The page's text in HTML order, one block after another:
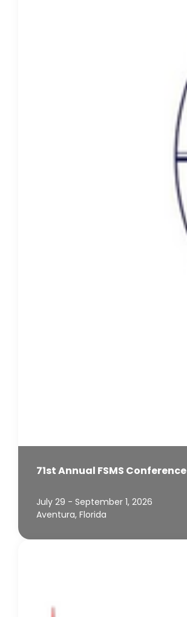
71st Annual FSMS Conference
July 29 - September 1, 2026
Aventura, Florida